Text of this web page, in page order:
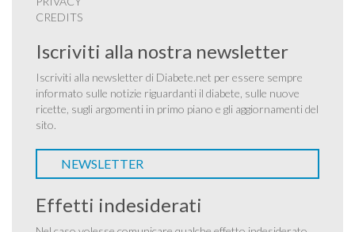
CREDITS
Iscriviti alla nostra newsletter
Iscriviti alla newsletter di Diabete.net per essere sempre
informato sulle notizie riguardanti il diabete, sulle nuove
ricette, sugli argomenti in primo piano e gli aggiornamenti del
sito.
NEWSLETTER
Effetti indesiderati